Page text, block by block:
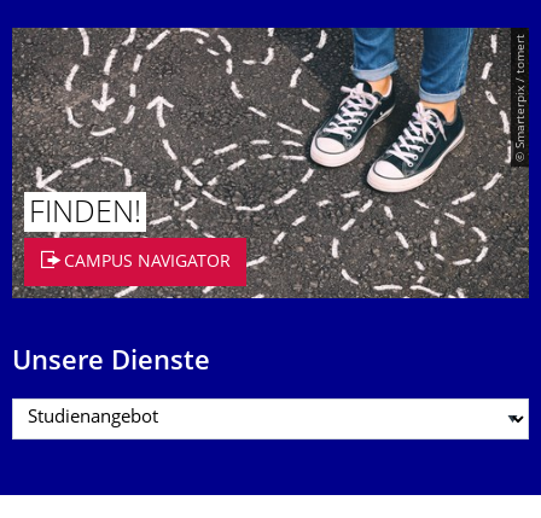
© Smarterpix / tomert
FINDEN!
CAMPUS NAVIGATOR
Unsere Dienste